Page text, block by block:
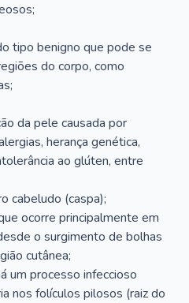
tipo benigno que pode se
do corpo, como
da pele causada por
herança genética,
ao glúten, entre
cabeludo (caspa);
ocorre principalmente em
o surgimento de bolhas
cutânea;
um processo infeccioso
nos folículos pilosos (raiz do